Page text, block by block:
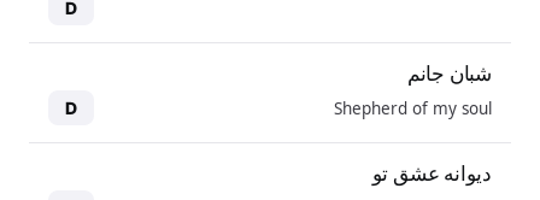
D
شبان جانم
Shepherd of my soul
D
دیوانه عشق تو